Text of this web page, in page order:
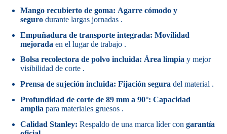
Mango recubierto de goma: Agarre cómodo y
seguro durante largas jornadas .
Empuñadura de transporte integrada: Movilidad
mejorada en el lugar de trabajo .
Bolsa recolectora de polvo incluida: Área limpia y mejor
visibilidad de corte .
Prensa de sujeción incluida: Fijación segura del material .
Profundidad de corte de 89 mm a 90°: Capacidad
amplia para materiales gruesos .
Calidad Stanley: Respaldo de una marca líder con garantía